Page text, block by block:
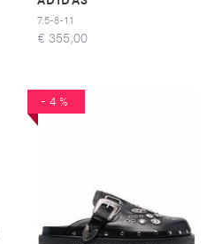
7.5-8-11
€ 355,00
-4%